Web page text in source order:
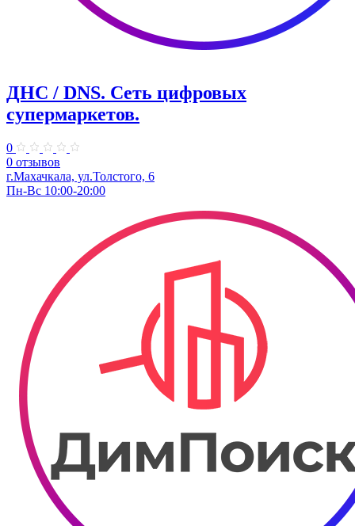
ДНС / DNS. ​Сеть цифровых
супермаркетов.
0
0 отзывов
г.Махачкала, ул.Толстого, 6
Пн-Вс 10:00-20:00